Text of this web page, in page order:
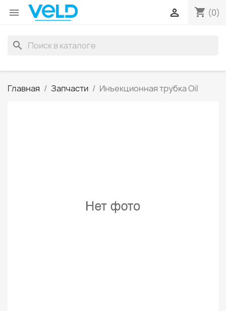
 shopping_cart (0)

search
Главная Запчасти Инъекционная трубка Oil